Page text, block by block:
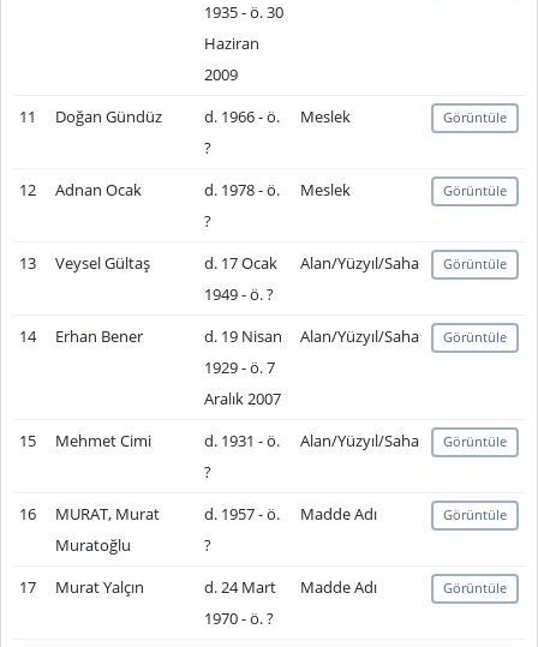
1935 - ö. 30
Haziran
2009
11 Doğan Gündüz
d. 1966 - ö.
?
Meslek Görüntüle
12 Adnan Ocak
d. 1978 - ö.
?
Meslek Görüntüle
13 Veysel Gültaş
d. 17 Ocak
1949 - ö. ?
Alan/Yüzyıl/Saha Görüntüle
14 Erhan Bener
d. 19 Nisan
1929 - ö. 7
Aralık 2007
Alan/Yüzyıl/Saha Görüntüle
15 Mehmet Cimi
d. 1931 - ö.
?
Alan/Yüzyıl/Saha Görüntüle
16
MURAT, Murat
Muratoğlu
d. 1957 - ö.
?
Madde Adı Görüntüle
17 Murat Yalçın
d. 24 Mart
1970 - ö. ?
Madde Adı Görüntüle